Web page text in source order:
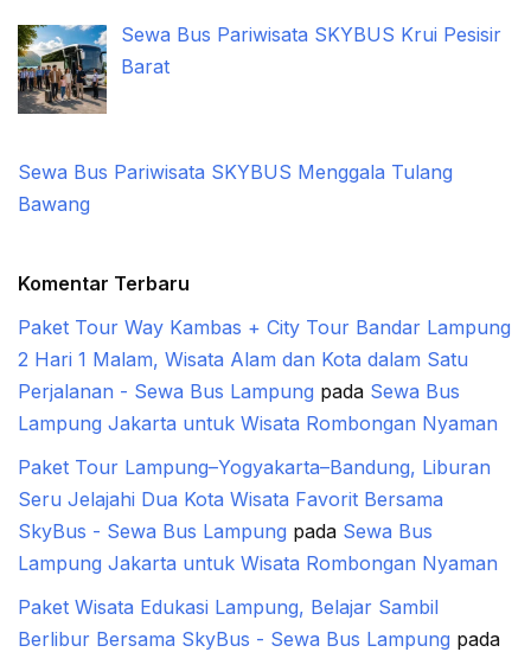
Sewa Bus Pariwisata SKYBUS Krui Pesisir
Barat
Sewa Bus Pariwisata SKYBUS Menggala Tulang
Bawang
Komentar Terbaru
Paket Tour Way Kambas + City Tour Bandar Lampung
2 Hari 1 Malam, Wisata Alam dan Kota dalam Satu
Perjalanan - Sewa Bus Lampung pada Sewa Bus
Lampung Jakarta untuk Wisata Rombongan Nyaman
Paket Tour Lampung–Yogyakarta–Bandung, Liburan
Seru Jelajahi Dua Kota Wisata Favorit Bersama
SkyBus - Sewa Bus Lampung pada Sewa Bus
Lampung Jakarta untuk Wisata Rombongan Nyaman
Paket Wisata Edukasi Lampung, Belajar Sambil
Berlibur Bersama SkyBus - Sewa Bus Lampung pada